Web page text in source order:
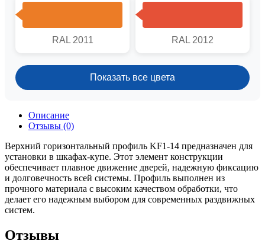
RAL 2011 RAL 2012
Показать все цвета
Описание
Отзывы (0)
Верхний горизонтальный профиль KF1-14 предназначен для
установки в шкафах-купе. Этот элемент конструкции
обеспечивает плавное движение дверей, надежную фиксацию
и долговечность всей системы. Профиль выполнен из
прочного материала с высоким качеством обработки, что
делает его надежным выбором для современных раздвижных
систем.
Отзывы